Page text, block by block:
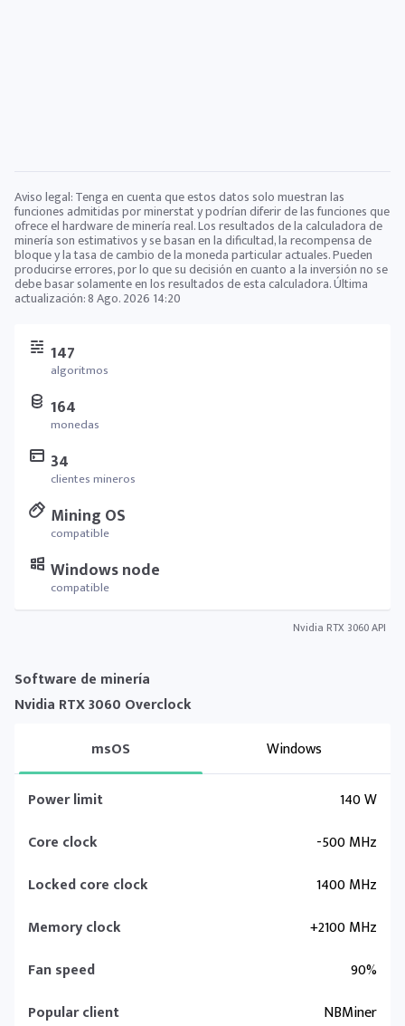
147
algoritmos
164
monedas
34
clientes mineros
Mining OS
compatible
Windows node
compatible
Nvidia RTX 3060 API
Software de minería
Nvidia RTX 3060 Overclock
msOS
Windows
Power limit
140 W
Core clock
-500 MHz
Locked core clock
1400 MHz
Memory clock
+2100 MHz
Fan speed
90%
Popular client
NBMiner
Aviso legal: Tenga en cuenta que estos datos solo muestran las
funciones admitidas por minerstat y podrían diferir de las funciones que
ofrece el hardware de minería real. Los resultados de la calculadora de
minería son estimativos y se basan en la dificultad, la recompensa de
bloque y la tasa de cambio de la moneda particular actuales. Pueden
producirse errores, por lo que su decisión en cuanto a la inversión no se
debe basar solamente en los resultados de esta calculadora. Última
actualización:8 Ago. 2026 14:20